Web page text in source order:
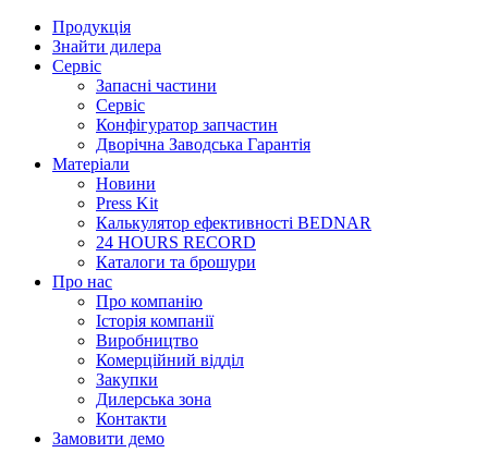
Продукція
Знайти дилера
Сервіс
Запасні частини
Сервіс
Конфігуратор запчастин
Дворічна Заводська Гарантія
Матеріали
Новини
Press Kit
Калькулятор ефективності BEDNAR
24 HOURS RECORD
Каталоги та брошури
Про нас
Про компанію
Історія компанії
Виробництво
Комерційний відділ
Закупки
Дилерська зона
Контакти
Замовити демо